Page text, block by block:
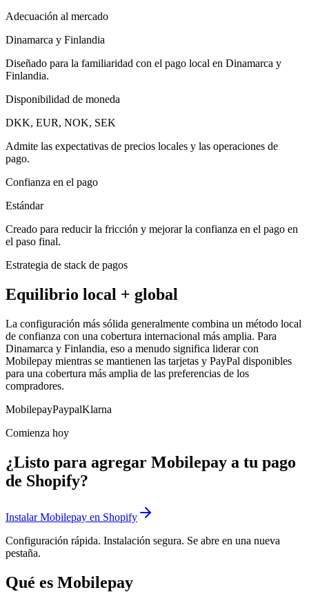
Adecuación al mercado
Dinamarca y Finlandia
Diseñado para la familiaridad con el pago local en Dinamarca y
Finlandia.
Disponibilidad de moneda
DKK, EUR, NOK, SEK
Admite las expectativas de precios locales y las operaciones de
pago.
Confianza en el pago
Estándar
Creado para reducir la fricción y mejorar la confianza en el pago en
el paso final.
Estrategia de stack de pagos
Equilibrio local + global
La configuración más sólida generalmente combina un método local
de confianza con una cobertura internacional más amplia. Para
Dinamarca y Finlandia, eso a menudo significa liderar con
Mobilepay mientras se mantienen las tarjetas y PayPal disponibles
para una cobertura más amplia de las preferencias de los
compradores.
MobilepayPaypalKlarna
Comienza hoy
¿Listo para agregar Mobilepay a tu pago
de Shopify?
Instalar Mobilepay en Shopify
Configuración rápida. Instalación segura. Se abre en una nueva
pestaña.
Qué es Mobilepay